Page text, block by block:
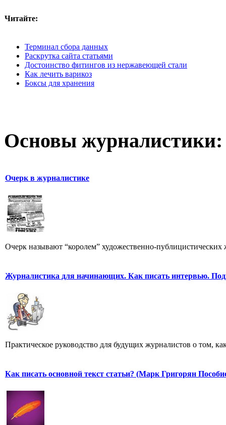
Читайте:
Терминал сбора данных
Раскрутка сайта статьями
Достоинство фитингов из нержавеющей стали
Как лечить варикоз
Боксы для хранения
Основы журналистики:
Очерк в журналистике
Очерк называют “королем” художественно-публицистических
Журналистика для начинающих. Как писать интервью.
Практическое руководство для будущих журналистов о том,
Как писать основной текст статьи? (Марк Григорян